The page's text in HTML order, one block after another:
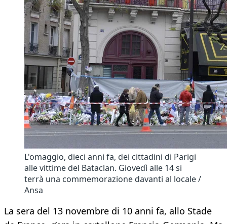
L'omaggio, dieci anni fa, dei cittadini di Parigi
alle vittime del Bataclan. Giovedì alle 14 si
terrà una commemorazione davanti al locale /
Ansa
La sera del 13 novembre di 10 anni fa, allo Stade